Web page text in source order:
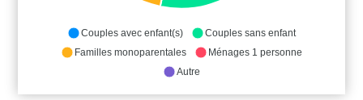
Couples avec enfant(s)
Couples sans enfant
Familles monoparentales
Ménages 1 personne
Autre